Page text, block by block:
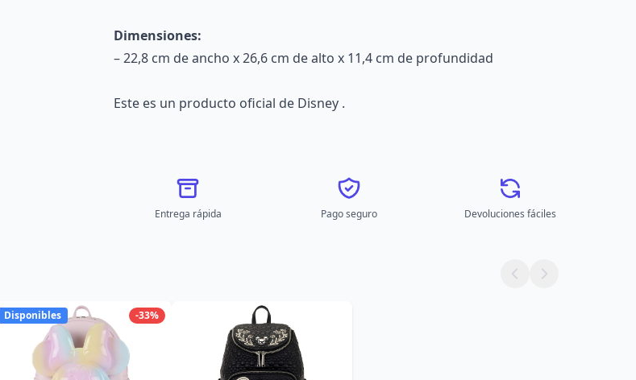
Dimensiones:
– 22,8 cm de ancho x 26,6 cm de alto x 11,4 cm de profundidad
Este es un producto oficial de Disney .
Entrega rápida Pago seguro Devoluciones fáciles
-33%
Disponibles